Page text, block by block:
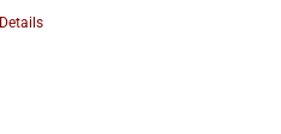
Details